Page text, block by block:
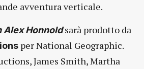
avventura verticale.
Alex Honnoldsarà prodotto da
per National Geographic.
James Smith, Martha